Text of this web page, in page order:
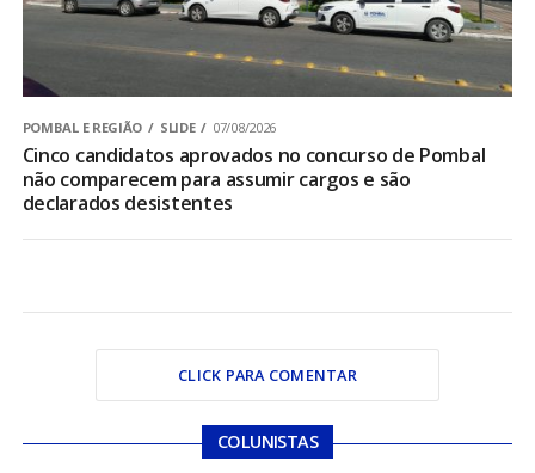
POMBAL E REGIÃO SLIDE 07/08/2026
Cinco candidatos aprovados no concurso de Pombal
não comparecem para assumir cargos e são
declarados desistentes
CLICK PARA COMENTAR
COLUNISTAS